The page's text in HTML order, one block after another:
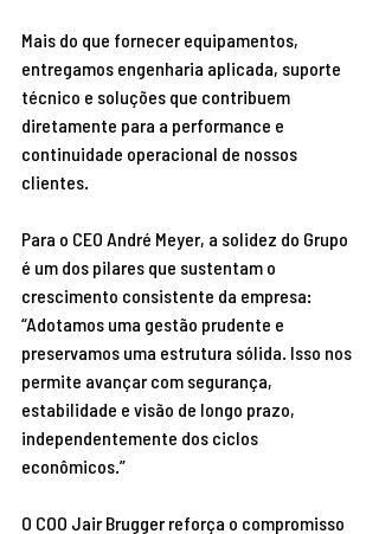
Mais do que fornecer equipamentos,
entregamos engenharia aplicada, suporte
técnico e soluções que contribuem
diretamente para a performance e
continuidade operacional de nossos
clientes.
Para o CEO André Meyer, a solidez do Grupo
é um dos pilares que sustentam o
crescimento consistente da empresa:
“Adotamos uma gestão prudente e
preservamos uma estrutura sólida. Isso nos
permite avançar com segurança,
estabilidade e visão de longo prazo,
independentemente dos ciclos
econômicos.”
O COO Jair Brugger reforça o compromisso